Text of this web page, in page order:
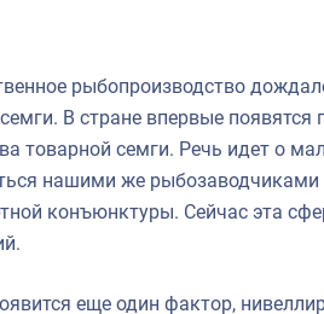
рыбопроизводство
В стране впервые
товарной семги. Речь идет о
нашими же
конъюнктуры. Сейчас эта
еще один фактор,